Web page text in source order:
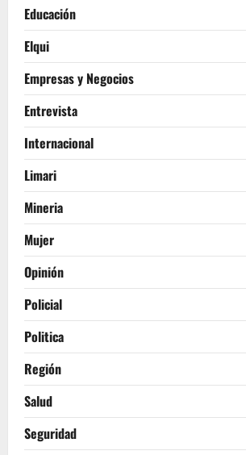
Educación
Elqui
Empresas y Negocios
Entrevista
Internacional
Limari
Mineria
Mujer
Opinión
Policial
Politica
Región
Salud
Seguridad